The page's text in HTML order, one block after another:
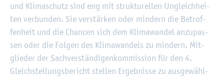
und Kli­ma­schutz sind eng mit struk­tu­rel­len Un­gleich­hei­
ten ver­bun­den. Sie ver­stär­ken oder min­dern die Be­trof­
fen­heit und die Chan­cen sich dem Kli­ma­wan­del an­zu­pas­
sen oder die Fol­gen des Kli­ma­wan­dels zu min­dern. Mit­
glie­der der Sach­ver­stän­di­gen­kom­mis­si­on für den 4.
Gleich­stel­lungs­be­richt stel­len Er­geb­nis­se zu aus­ge­wähl­